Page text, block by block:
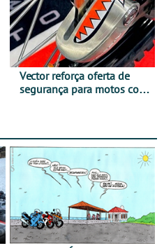
Vector reforça oferta de
segurança para motos com